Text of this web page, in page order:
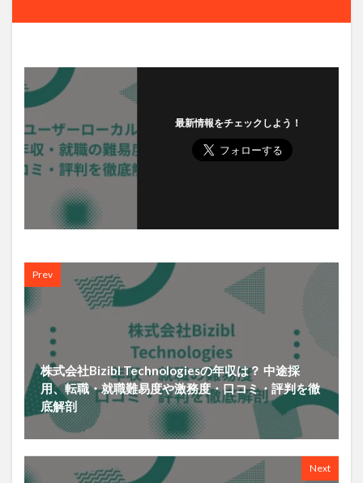
最新情報をチェックしよう！
Prev
株式会社Bizibl Technologiesの年収は？ 中途採
用、転職・就職難易度や激務度・口コミ・評判を徹
底解剖
Next